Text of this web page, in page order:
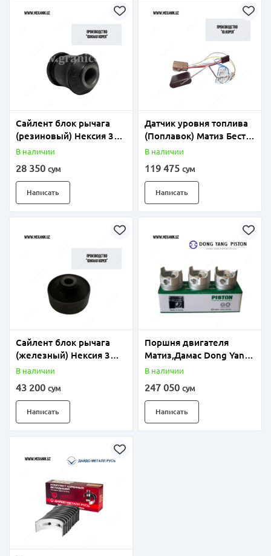
Сайлент блок рычага
(резиновый) Нексия 3
(Ю.Корея)
В наличии
28 350 сум
Написать
Датчик уровня топлива
(Поплавок) Матиз Бест
(Ю.Корея)
В наличии
119 475 сум
Написать
Сайлент блок рычага
(железный) Нексия 3
(Ю.Корея)
В наличии
43 200 сум
Написать
Поршня двигателя
Матиз,Дамас Dong Yang
(Ю.Корея)
В наличии
247 050 сум
Написать